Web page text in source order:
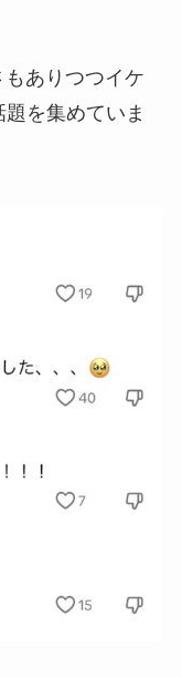
ありつつイケ
を集めていま